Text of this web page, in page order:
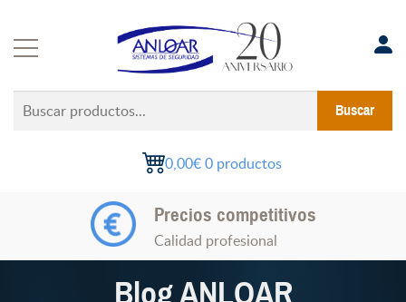
contenido
Buscar
productos...
Buscar
0,00€0 productos
Soluciones a medida
Experiencia en proyectos
Precios competitivos
Calidad profesional
Blog ANLOAR